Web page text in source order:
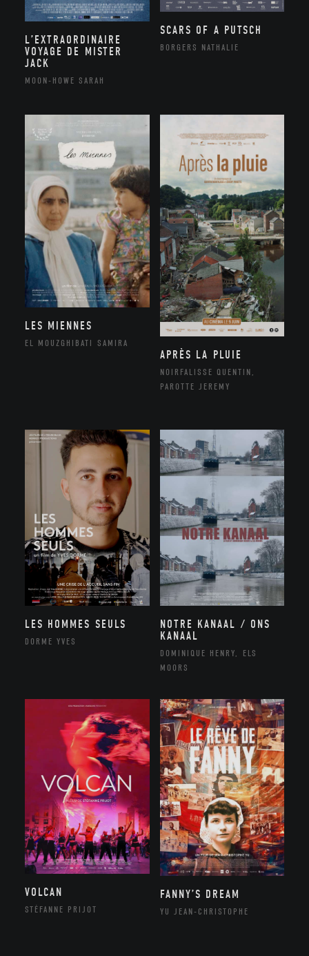
L’EXTRAORDINAIRE
VOYAGE DE MISTER
JACK
MOON-HOWE SARAH
SCARS OF A PUTSCH
BORGERS NATHALIE
LES MIENNES
EL MOUZGHIBATI SAMIRA
APRÈS LA PLUIE
NOIRFALISSE QUENTIN,
PAROTTE JEREMY
LES HOMMES SEULS
DORME YVES
NOTRE KANAAL / ONS
KANAAL
DOMINIQUE HENRY, ELS
MOORS
VOLCAN
STÉFANNE PRIJOT
FANNY’S DREAM
YU JEAN-CHRISTOPHE